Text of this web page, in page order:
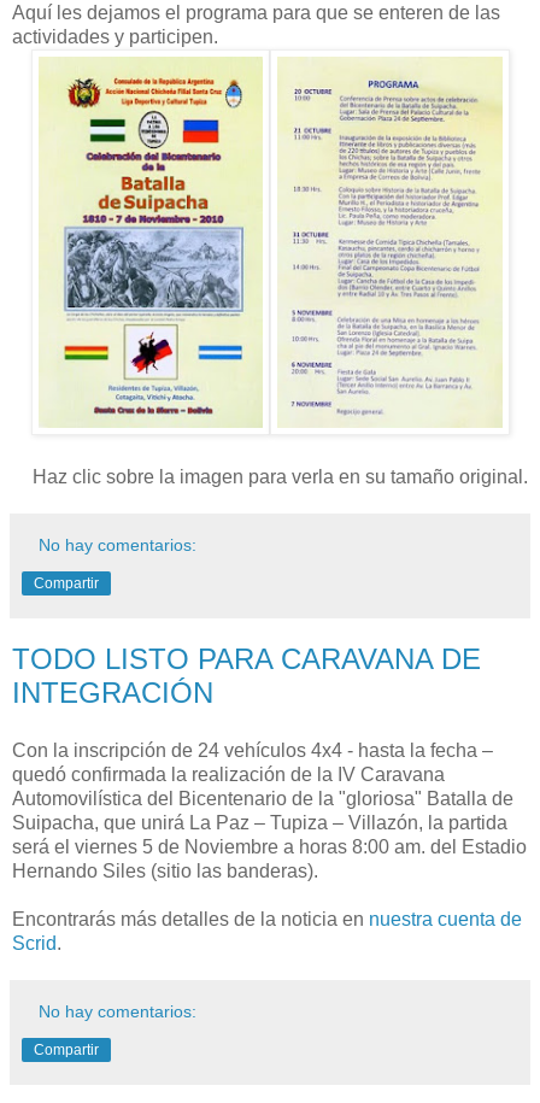
Aquí les dejamos el programa para que se enteren de las
actividades y participen.
Haz clic sobre la imagen para verla en su tamaño original.
No hay comentarios:
Compartir
TODO LISTO PARA CARAVANA DE
INTEGRACIÓN
Con la inscripción de 24 vehículos 4x4 - hasta la fecha –
quedó confirmada la realización de la IV Caravana
Automovilística del Bicentenario de la "gloriosa" Batalla de
Suipacha, que unirá La Paz – Tupiza – Villazón, la partida
será el viernes 5 de Noviembre a horas 8:00 am. del Estadio
Hernando Siles (sitio las banderas).
Encontrarás más detalles de la noticia en nuestra cuenta de
Scrid.
No hay comentarios:
Compartir